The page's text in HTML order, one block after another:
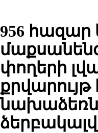
956 հազար
փողերի
քրվարույթ